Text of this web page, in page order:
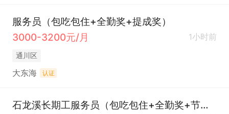
服务员（包吃包住+全勤奖+提成奖）
3000-3200元/月
1小时前
通川区
大东海 认证
石龙溪长期工服务员（包吃包住+全勤奖+节日福利）